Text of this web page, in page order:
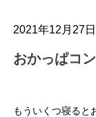
2021年12月27日
おかっぱコ
もういくつ寝ると